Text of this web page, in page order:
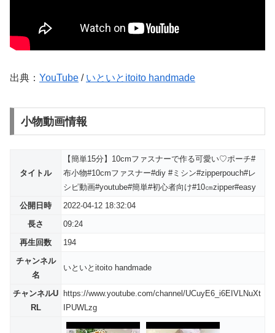
出典： YouTube / いといとitoito handmade
小物動画情報
タイトル
【簡単15分】10cmファスナーで作る可愛い♡ポーチ#
布小物#10cmファスナー#diy #ミシン#zipperpouch#レ
シピ動画#youtube#簡単#初心者向け#10㎝zipper#easy
公開日時
2022-04-12 18:32:04
長さ
09:24
再生回数
194
チャンネル
名
いといとitoito handmade
チャンネルU
RL
https://www.youtube.com/channel/UCuyE6_i6EIVLNuXt
IPUWLzg